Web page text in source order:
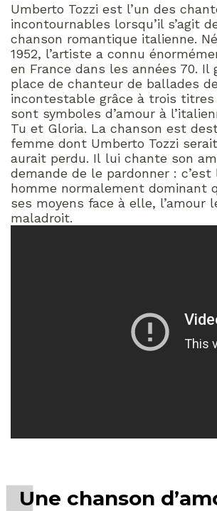
Umberto Tozzi est l’un des
incontournables lorsqu’il s’agit
chanson romantique italienne.
1952, l’artiste a connu
en France dans les années 70. Il
place de chanteur de ballades
incontestable grâce à trois titres
sont symboles d’amour à
Tu et Gloria. La chanson est
femme dont Umberto Tozzi
aurait perdu. Il lui chante son
demande de le pardonner : c’est
homme normalement dominant
ses moyens face à elle, l’amour
maladroit.
Une chanson